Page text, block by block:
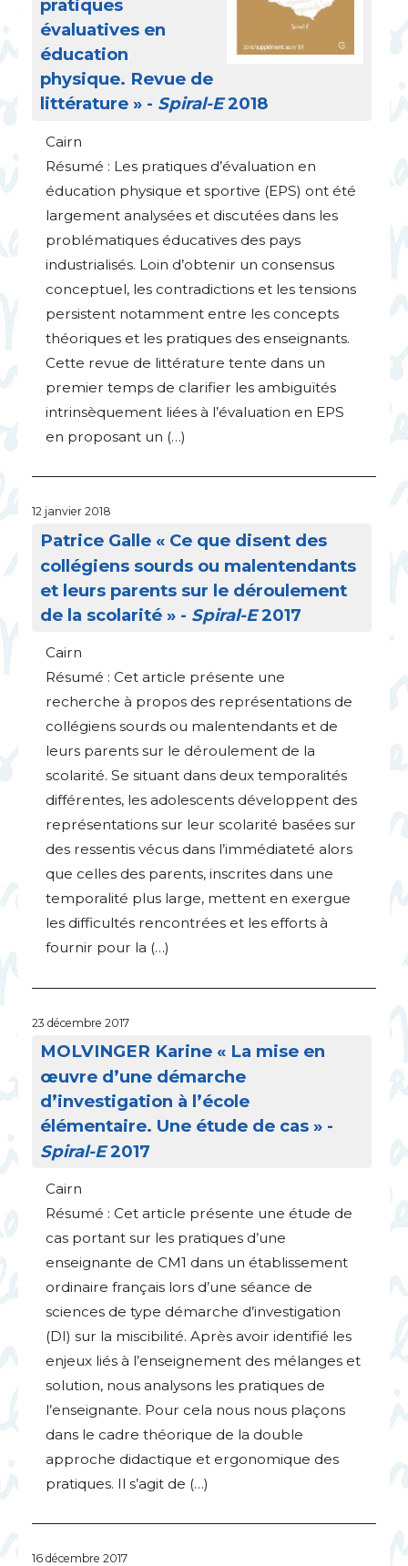
pratiques
évaluatives en
éducation
physique. Revue de
littérature » - Spiral-E2018
Cairn
Résumé : Les pratiques d’évaluation en
éducation physique et sportive (EPS) ont été
largement analysées et discutées dans les
problématiques éducatives des pays
industrialisés. Loin d’obtenir un consensus
conceptuel, les contradictions et les tensions
persistent notamment entre les concepts
théoriques et les pratiques des enseignants.
Cette revue de littérature tente dans un
premier temps de clarifier les ambiguïtés
intrinsèquement liées à l’évaluation en EPS
en proposant un (…)
12 janvier 2018
Patrice Galle « Ce que disent des
collégiens sourds ou malentendants
et leurs parents sur le déroulement
de la scolarité » - Spiral-E2017
Cairn
Résumé : Cet article présente une
recherche à propos des représentations de
collégiens sourds ou malentendants et de
leurs parents sur le déroulement de la
scolarité. Se situant dans deux temporalités
différentes, les adolescents développent des
représentations sur leur scolarité basées sur
des ressentis vécus dans l’immédiateté alors
que celles des parents, inscrites dans une
temporalité plus large, mettent en exergue
les difficultés rencontrées et les efforts à
fournir pour la (…)
23 décembre 2017
MOLVINGER Karine « La mise en
œuvre d’une démarche
d’investigation à l’école
élémentaire. Une étude de cas » -
Spiral-E2017
Cairn
Résumé : Cet article présente une étude de
cas portant sur les pratiques d’une
enseignante de CM1 dans un établissement
ordinaire français lors d’une séance de
sciences de type démarche d’investigation
(DI) sur la miscibilité. Après avoir identifié les
enjeux liés à l’enseignement des mélanges et
solution, nous analysons les pratiques de
l’enseignante. Pour cela nous nous plaçons
dans le cadre théorique de la double
approche didactique et ergonomique des
pratiques. Il s’agit de (…)
16 décembre 2017